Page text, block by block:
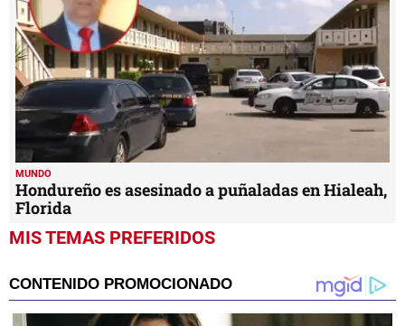
MUNDO
Hondureño es asesinado a puñaladas en Hialeah,
Florida
MIS TEMAS PREFERIDOS